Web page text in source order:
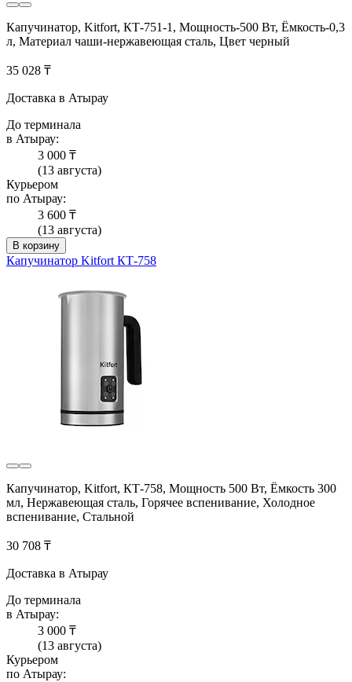
Капучинатор, Kitfort, КТ-751-1, Мощность-500 Вт, Ёмкость-0,3
л, Материал чаши-нержавеющая сталь, Цвет черный
35 028 ₸
Доставка в Атырау
До терминала
в Атырау:
3 000 ₸
(13 августа)
Курьером
по Атырау:
3 600 ₸
(13 августа)
В корзину
Капучинатор Kitfort КТ-758
Капучинатор, Kitfort, КТ-758, Мощность 500 Вт, Ёмкость 300
мл, Нержавеющая сталь, Горячее вспенивание, Холодное
вспенивание, Стальной
30 708 ₸
Доставка в Атырау
До терминала
в Атырау:
3 000 ₸
(13 августа)
Курьером
по Атырау: